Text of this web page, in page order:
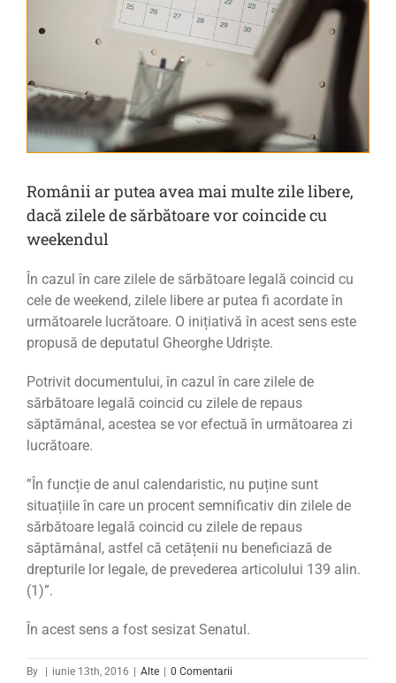
Românii ar putea avea mai multe zile libere,
dacă zilele de sărbătoare vor coincide cu
weekendul
În cazul în care zilele de sărbătoare legală coincid cu
cele de weekend, zilele libere ar putea fi acordate în
următoarele lucrătoare. O inițiativă în acest sens este
propusă de deputatul Gheorghe Udriște.
Potrivit documentului, în cazul în care zilele de
sărbătoare legală coincid cu zilele de repaus
săptămânal, acestea se vor efectuă în următoarea zi
lucrătoare.
”În funcție de anul calendaristic, nu puține sunt
situațiile în care un procent semnificativ din zilele de
sărbătoare legală coincid cu zilele de repaus
săptămânal, astfel că cetățenii nu beneficiază de
drepturile lor legale, de prevederea articolului 139 alin.
(1)”.
În acest sens a fost sesizat Senatul.
By iunie 13th, 2016 Alte 0 Comentarii